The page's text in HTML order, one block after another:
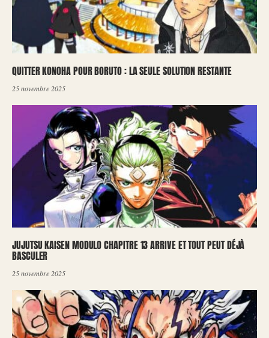
QUITTER KONOHA POUR BORUTO : LA SEULE SOLUTION RESTANTE
25 novembre 2025
JUJUTSU KAISEN MODULO CHAPITRE 13 ARRIVE ET TOUT PEUT DÉJÀ
BASCULER
25 novembre 2025